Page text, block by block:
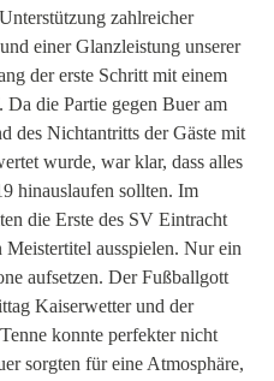
zahlreicher
einer Glanzleistung unserer
der erste Schritt mit einem
die Partie gegen Buer am
des Nichtantritts der Gäste mit
wurde, war klar, dass alles
hinauslaufen sollten. Im
die Erste des SV Eintracht
ausspielen. Nur ein
aufsetzen. Der Fußballgott
Kaiserwetter und der
konnte perfekter nicht
sorgten für eine Atmosphäre,